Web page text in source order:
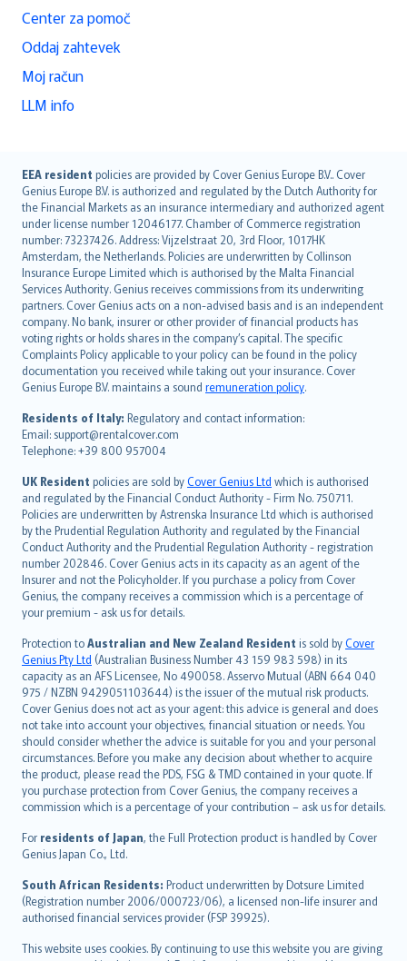
Center za pomoč
Oddaj zahtevek
Moj račun
LLM info
EEA resident policies are provided by Cover Genius Europe B.V.. Cover
Genius Europe B.V. is authorized and regulated by the Dutch Authority for
the Financial Markets as an insurance intermediary and authorized agent
under license number 12046177. Chamber of Commerce registration
number: 73237426. Address: Vijzelstraat 20, 3rd Floor, 1017HK
Amsterdam, the Netherlands. Policies are underwritten by Collinson
Insurance Europe Limited which is authorised by the Malta Financial
Services Authority. Genius receives commissions from its underwriting
partners. Cover Genius acts on a non-advised basis and is an independent
company. No bank, insurer or other provider of financial products has
voting rights or holds shares in the company’s capital. The specific
Complaints Policy applicable to your policy can be found in the policy
documentation you received while taking out your insurance. Cover
Genius Europe B.V. maintains a sound remuneration policy.
Residents of Italy: Regulatory and contact information:
Email: support@rentalcover.com
Telephone: +39 800 957004
UK Resident policies are sold byCover Genius Ltd which is authorised
and regulated by the Financial Conduct Authority - Firm No. 750711.
Policies are underwritten by Astrenska Insurance Ltd which is authorised
by the Prudential Regulation Authority and regulated by the Financial
Conduct Authority and the Prudential Regulation Authority - registration
number 202846. Cover Genius acts in its capacity as an agent of the
Insurer and not the Policyholder. If you purchase a policy from Cover
Genius, the company receives a commission which is a percentage of
your premium - ask us for details.
Protection toAustralian and New Zealand Resident is sold byCover
Genius Pty Ltd (Australian Business Number 43 159 983 598) in its
capacity as an AFS Licensee, No 490058. Asservo Mutual (ABN 664 040
975 / NZBN 9429051103644) is the issuer of the mutual risk products.
Cover Genius does not act as your agent: this advice is general and does
not take into account your objectives, financial situation or needs. You
should consider whether the advice is suitable for you and your personal
circumstances. Before you make any decision about whether to acquire
the product, please read the PDS, FSG & TMD contained in your quote. If
you purchase protection from Cover Genius, the company receives a
commission which is a percentage of your contribution – ask us for details.
For residents of Japan, the Full Protection product is handled by Cover
Genius Japan Co., Ltd.
South African Residents: Product underwritten by Dotsure Limited
(Registration number 2006/000723/06), a licensed non-life insurer and
authorised financial services provider (FSP 39925).
This website uses cookies. By continuing to use this website you are giving
English (UK)
English (US)
Deutsch
français
Nederlands
español
italiano
简体中文
繁體中文
Português
polski
עברית
Português
svenska
日本語
한국어
dansk
norsk
suomi
العربيّة
Türkçe
česky
Русский
ภาษาไทย
български
català
Hrvatski
eesti
Ελληνικά
Magyar
Íslenska
Bahasa Indonesia
latviešu
Lietuviškai
Bahasa Melayu
Română